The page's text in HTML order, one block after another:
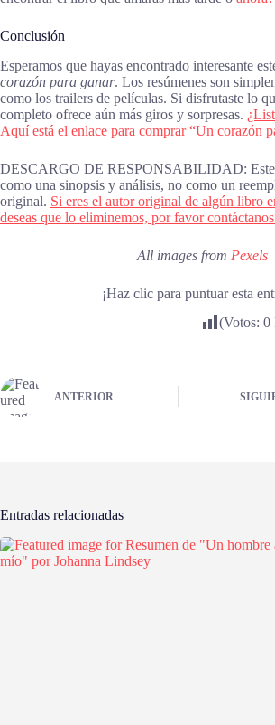
Conclusión
Esperamos que hayas encontrado interesante
corazón para ganar. Los resúmenes son
como los trailers de películas. Si disfrutaste lo
completo ofrece aún más giros y sorpresas.
Aquí está el enlace para comprar “Un corazón
DESCARGO DE RESPONSABILIDAD: Este
como una sinopsis y análisis, no como un
original. Si eres el autor original de algún libro
deseas que lo eliminemos, por favor
All images from Pexels
¡Haz clic para puntuar esta
(Votos: 0
ANTERIOR
Entradas relacionadas